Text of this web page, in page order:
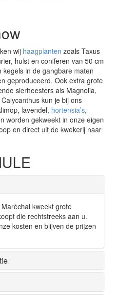
wij haagplanten zoals Taxus
hulst en coniferen van 50 cm
in de gangbare maten
geproduceerd. Ook extra grote
sierheesters als Magnolia,
kun je bij ons
lavendel, hortensia’s,
worden gekweekt in onze eigen
en direct uit de kwekerij naar
kweekt grote
die rechtstreeks aan u.
kosten en blijven de prijzen